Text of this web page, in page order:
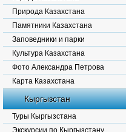
Природа Казахстана
Памятники Казахстана
Заповедники и парки
Культура Казахстана
Фото Александра Петрова
Карта Казахстана
Кыргызстан
Туры Кыргызстана
Экскурсии по Кыргызстану